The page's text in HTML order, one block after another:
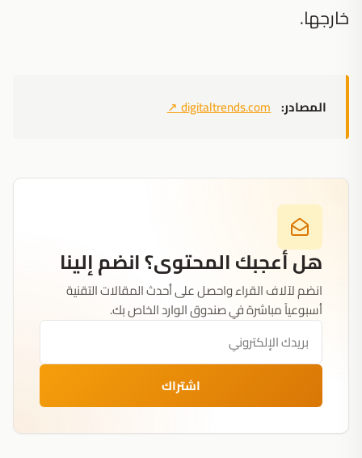
خارجها.
المصادر: digitaltrends.com
↗
هل أعجبك المحتوى؟ انضم إلينا
انضم لآلاف القراء واحصل على أحدث المقالات التقنية
أسبوعياً مباشرة في صندوق الوارد الخاص بك.
اشتراك